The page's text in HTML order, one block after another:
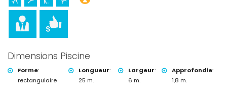
Dimensions Piscine
Forme:
rectangulaire
Longueur:
25 m.
Largeur:
6 m.
Approfondie:
1,8 m.